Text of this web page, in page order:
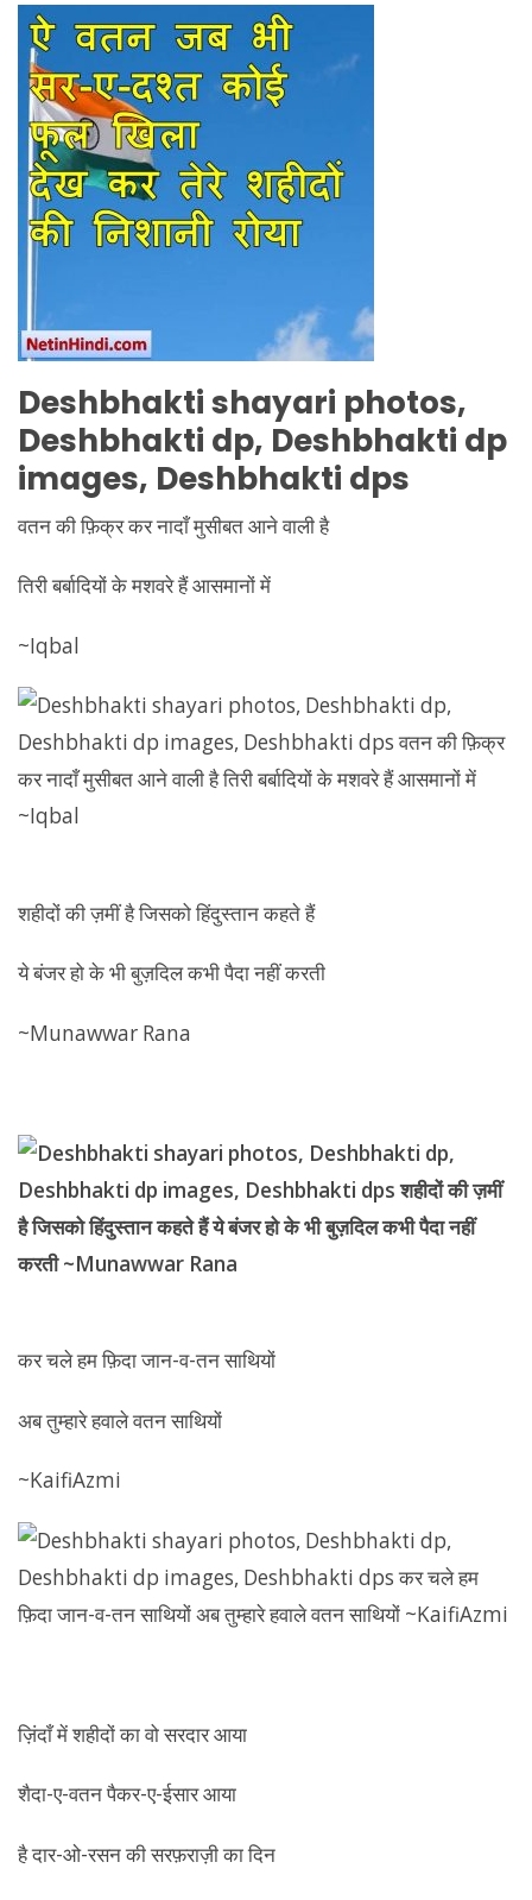
Deshbhaktishayari photos,
Deshbhakti dp, Deshbhakti dp
images, Deshbhakti dps
वतन की फ़िक्र कर नादाँ मुसीबत आने वाली है
तिरी बर्बादियों के मशवरे हैं आसमानों में
~Iqbal
शहीदों की ज़मीं है जिसको हिंदुस्तान कहते हैं
ये बंजर हो के भी बुज़दिल कभी पैदा नहीं करती
~Munawwar Rana
कर चले हम फ़िदा जान-व-तन साथियों
अब तुम्हारे हवाले वतन साथियों
~KaifiAzmi
ज़िंदाँ में शहीदों का वो सरदार आया
शैदा-ए-वतन पैकर-ए-ईसार आया
है दार-ओ-रसन की सरफ़राज़ी का दिन